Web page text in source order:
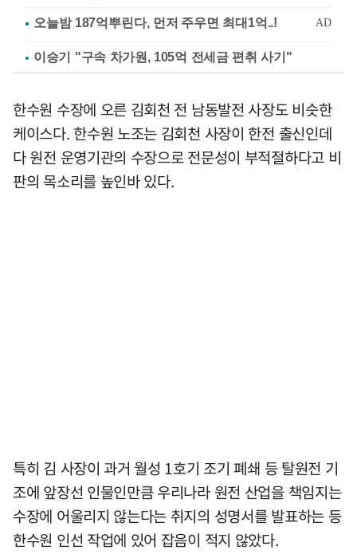
이승기 "구속 차가원, 105억 전세금 편취 사기"
한수원 수장에 오른 김회천 전 남동발전 사장도 비슷한
케이스다. 한수원 노조는 김회천 사장이 한전 출신인데
다 원전 운영기관의 수장으로 전문성이 부적절하다고 비
판의 목소리를 높인바 있다.
특히 김 사장이 과거 월성 1호기 조기 폐쇄 등 탈원전 기
조에 앞장선 인물인만큼 우리나라 원전 산업을 책임지는
수장에 어울리지 않는다는 취지의 성명서를 발표하는 등
한수원 인선 작업에 있어 잡음이 적지 않았다.